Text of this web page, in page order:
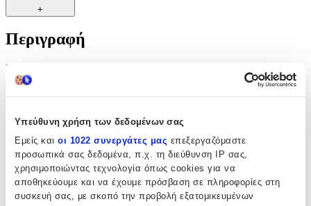
Υπεύθυνη χρήση των δεδομένων σας
Εμείς και οι 1022 συνεργάτες μας επεξεργαζόμαστε
προσωπικά σας δεδομένα, π.χ. τη διεύθυνση IP σας,
χρησιμοποιώντας τεχνολογία όπως cookies για να
αποθηκεύουμε και να έχουμε πρόσβαση σε πληροφορίες στη
συσκευή σας, με σκοπό την προβολή εξατομικευμένων
+
Περιγραφή
Βάλτε τα παπούτσια και τις μπότες σας σε αυτές τις θήκες Navaris
για να προστατεύσετε τα πατώματα και τα ντουλάπια σας από την
επίσης να χρησιμοποιήσετε τις θήκες παπουτσιών για να βάλετε το
μπολ του σκύλου σας μέσα σε αυτό και να αποφύγετε να λερωθεί,
ή ακόμα και τις γλάστρες σας για πότισμα, για παράδειγμα. Χάρη
στον διακριτικό σχεδιασμό του, το κουτί παπουτσιών σας
συνδυάζεται άψογα με την εσωτερική σας διακόσμηση.
Χαρακτηριστικά: Διαστάσεις: 32,7 x 23,6 x 6cm. Υλικό: πλαστικό.